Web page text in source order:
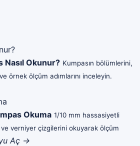
Nasıl Okunur? Kumpasın bölümlerini,
örnek ölçüm adımlarını inceleyin.
Okuma 1/10 mm hassasiyetli
verniyer çizgilerini okuyarak ölçüm
Aç →